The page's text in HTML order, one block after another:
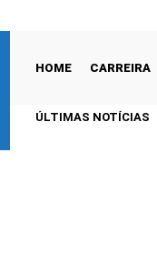
HOME CARREIRA
ÚLTIMAS NOTÍCIAS